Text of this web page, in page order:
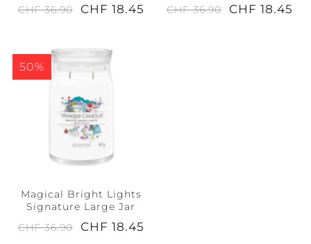
CHF 36.90
CHF 18.45
CHF 36.90
CHF 18.45
50%
Magical Bright Lights
Signature Large Jar
CHF 36.90
CHF 18.45